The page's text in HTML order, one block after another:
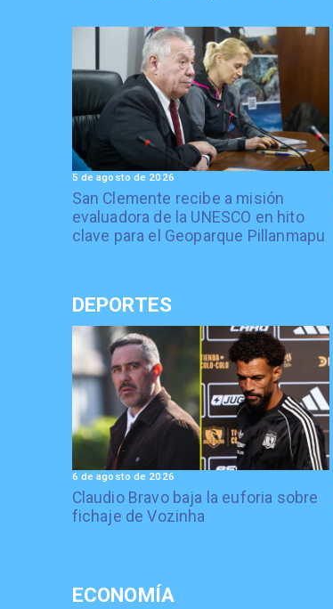
San Clemente recibe a misión
evaluadora de la UNESCO en hito
clave para el Geoparque Pillanmapu
5 de agosto de 2026
DEPORTES
Claudio Bravo baja la euforia sobre
fichaje de Vozinha
6 de agosto de 2026
ECONOMÍA